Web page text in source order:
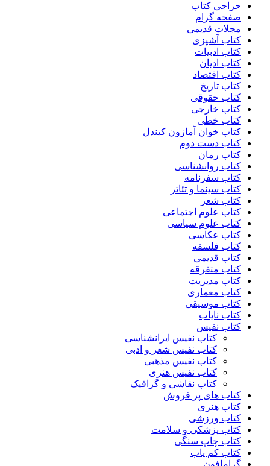
حراجی کتاب
صفحه گرام
مجلات قدیمی
کتاب آشپزی
کتاب ادبیات
کتاب ادیان
کتاب اقتصاد
کتاب تاریخ
کتاب حقوقی
کتاب خارجی
کتاب خطی
کتاب خوان آمازون کیندل
کتاب دست دوم
کتاب رمان
کتاب روانشناسی
کتاب سفرنامه
کتاب سینما و تئاتر
کتاب شعر
کتاب علوم اجتماعی
کتاب علوم سیاسی
کتاب عکاسی
کتاب فلسفه
کتاب قدیمی
کتاب متفرقه
کتاب مدیریت
کتاب معماری
کتاب موسیقی
کتاب نایاب
کتاب نفیس
کتاب نفیس ایرانشناسی
کتاب نفیس شعر و ادبی
کتاب نفیس مذهبی
کتاب نفیس هنری
کتاب نقاشی و گرافیک
کتاب های پر فروش
کتاب هنری
کتاب ورزشی
کتاب پزشکی و سلامت
کتاب چاپ سنگی
کتاب کم یاب